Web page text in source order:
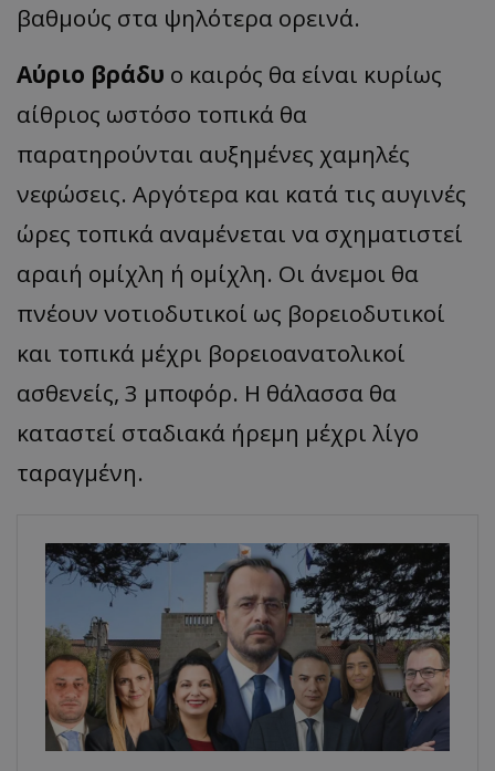
βαθμούς στα ψηλότερα ορεινά.
Αύριο βράδυ ο καιρός θα είναι κυρίως
αίθριος ωστόσο τοπικά θα
παρατηρούνται αυξημένες χαμηλές
νεφώσεις. Αργότερα και κατά τις αυγινές
ώρες τοπικά αναμένεται να σχηματιστεί
αραιή ομίχλη ή ομίχλη. Οι άνεμοι θα
πνέουν νοτιοδυτικοί ως βορειοδυτικοί
και τοπικά μέχρι βορειοανατολικοί
ασθενείς, 3 μποφόρ. Η θάλασσα θα
καταστεί σταδιακά ήρεμη μέχρι λίγο
ταραγμένη.